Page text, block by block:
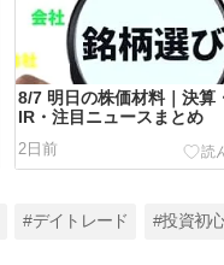
8/7 明日の株価材料｜決算
IR・注目ニュースまとめ
2日前
#デイトレード #投資初